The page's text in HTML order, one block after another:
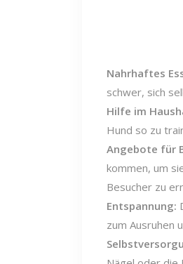
Nahrhaftes
schwer, sich
Hilfe im
Hund so zu
Angebote für
kommen, um
Besucher zu
Entspannung:
zum Ausruhen